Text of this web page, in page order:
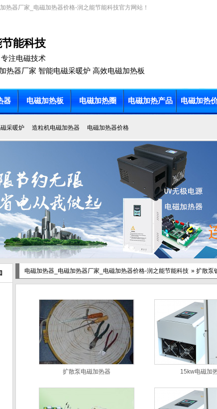
热器厂家_电磁加热器价格-润之能节能科技官方网站！
能科技
注电磁技术
热器厂家 智能电磁采暖炉 高效电磁加热板
器 电磁加热板 电磁加热圈 电磁加热产品 电磁加热
采暖炉 造粒机电磁加热器 电磁加热器价格
电磁加热器_电磁加热器厂家_电磁加热器价格-润之能节能科技 » 扩散泵
扩散泵电磁加热器 15kw电磁加